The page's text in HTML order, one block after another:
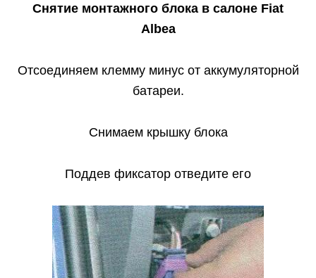
Снятие монтажного блока в салоне Fiat
Albea
Отсоединяем клемму минус от аккумуляторной
батареи.
Снимаем крышку блока
Поддев фиксатор отведите его